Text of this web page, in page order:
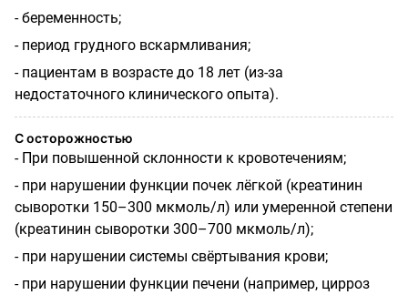
- беременность;
- период грудного вскармливания;
- пациентам в возрасте до 18 лет (из-за
недостаточного клинического опыта).
С осторожностью
- При повышенной склонности к кровотечениям;
- при нарушении функции почек лёгкой (креатинин
сыворотки 150–300 мкмоль/л) или умеренной степени
(креатинин сыворотки 300–700 мкмоль/л);
- при нарушении системы свёртывания крови;
- при нарушении функции печени (например, цирроз